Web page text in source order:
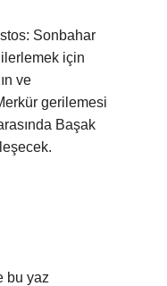
Sonbahar
için
ve
gerilemesi
Başak
bu yaz